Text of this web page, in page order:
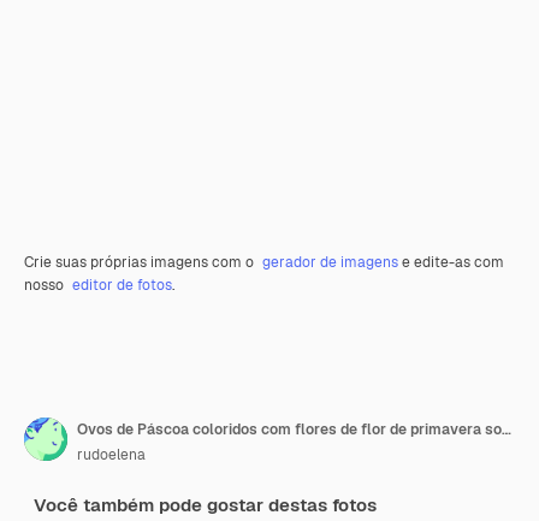
Crie suas próprias imagens com o gerador de imagense edite-as com
nosso editor de fotos.
Ovos de Páscoa coloridos com flores de flor de primavera sobre fundo azul.
rudoelena
Você também pode gostar destas fotos